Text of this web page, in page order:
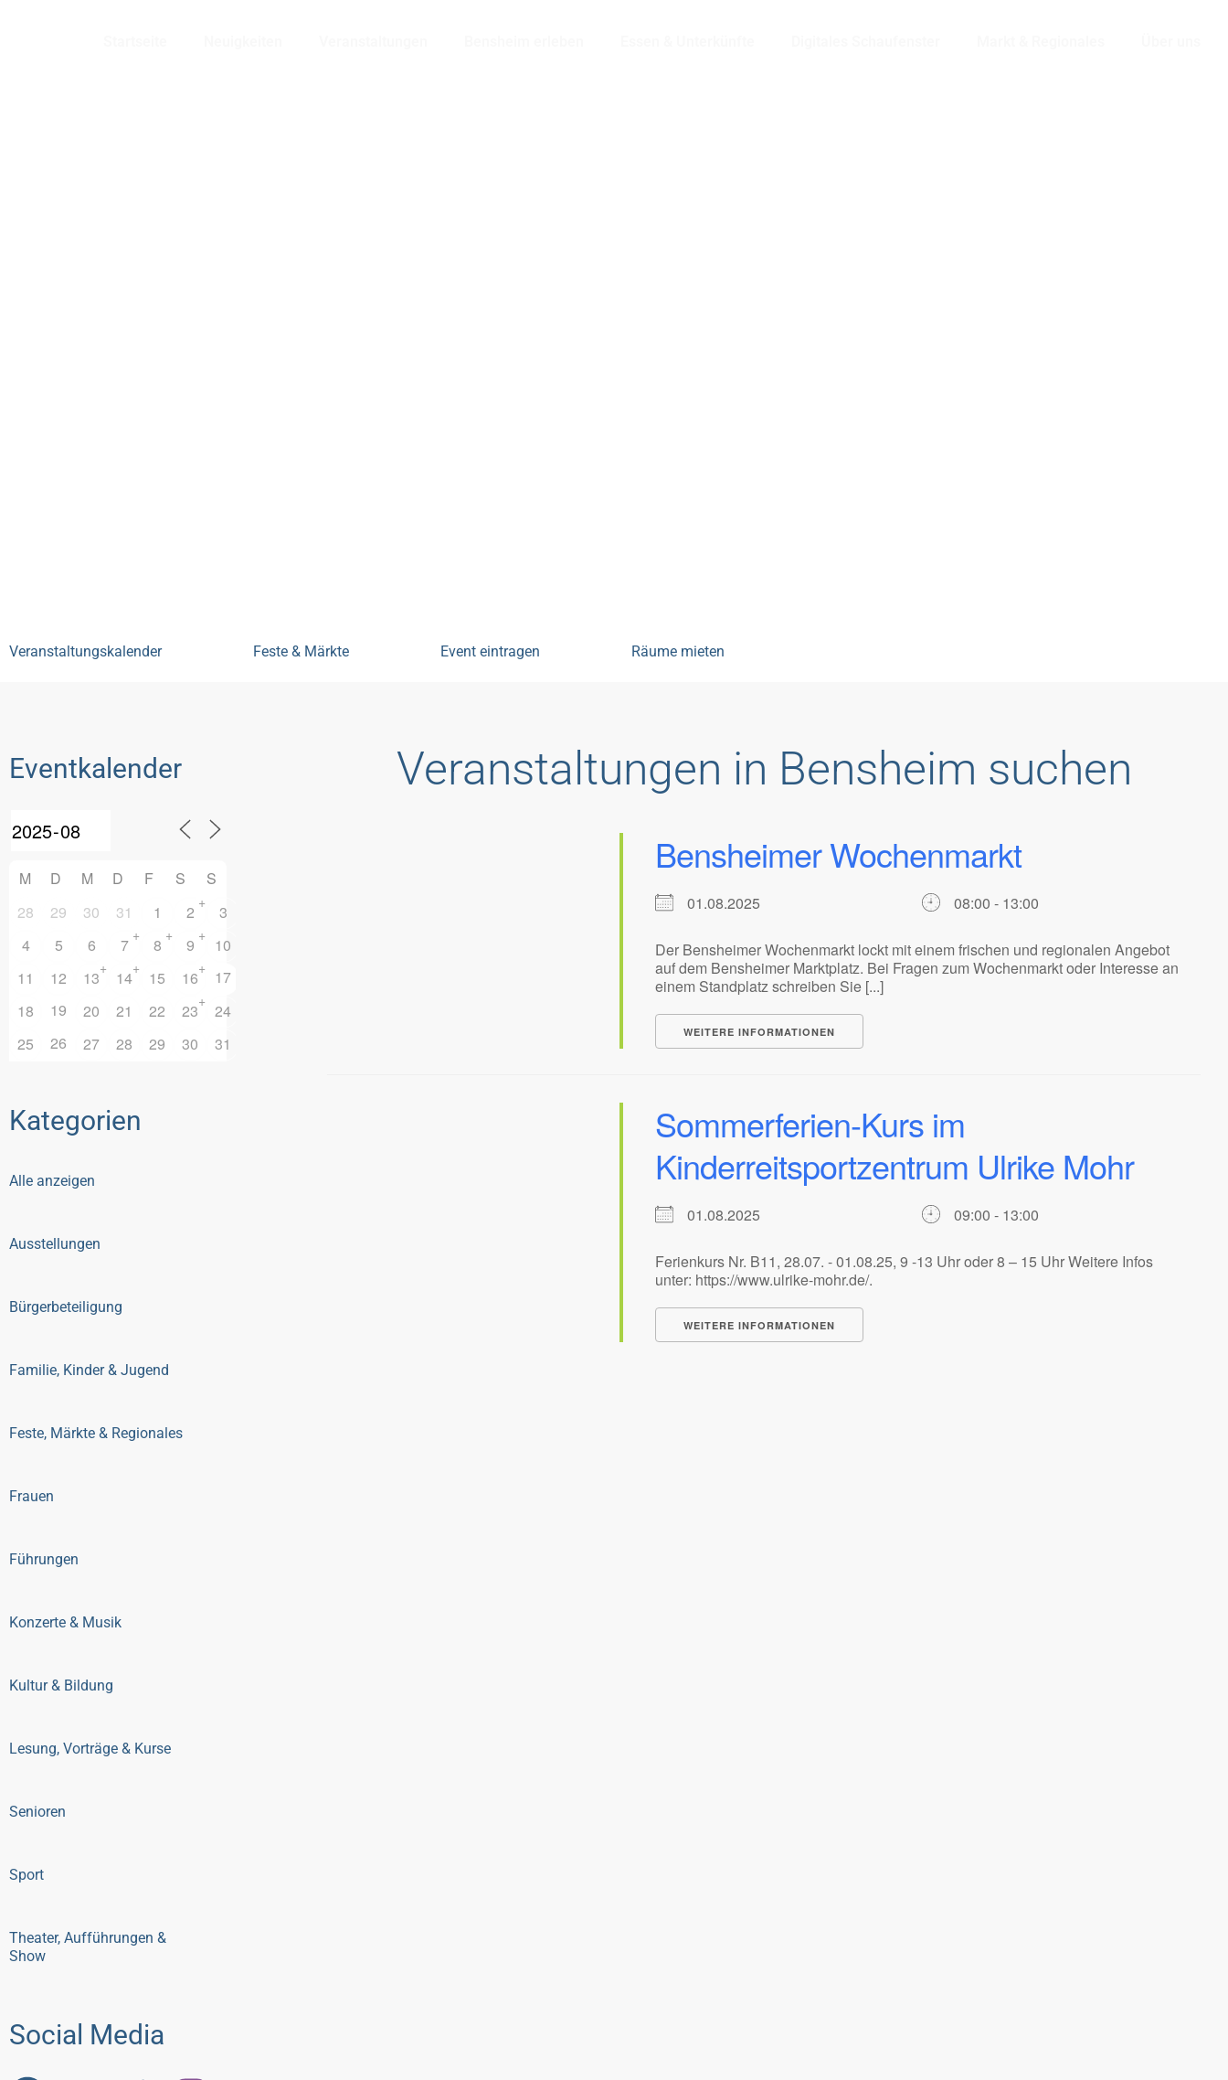
Veranstaltungskalender Feste & Märkte Event eintragen Räume mieten
Eventkalender
M D M D F S
S
28
29 30 31 1 2 +
3
4
5 6 7 + 8 + 9 + 10
11
12 13+ 14+ 15 16+ 17
18
19 20 21 22 23+ 24
25
26 27 28 29 30 31
Kategorien
Alle anzeigen
Ausstellungen
Bürgerbeteiligung
Familie, Kinder & Jugend
Feste, Märkte & Regionales
Frauen
Führungen
Konzerte & Musik
Kultur & Bildung
Lesung, Vorträge & Kurse
Senioren
Sport
Theater, Aufführungen &
Show
Social Media
Veranstaltungen in Bensheim suchen
Bensheimer Wochenmarkt
01.08.2025 08:00 - 13:00
Der Bensheimer Wochenmarkt lockt mit einem frischen und regionalen Angebot
auf dem Bensheimer Marktplatz. Bei Fragen zum Wochenmarkt oder Interesse an
einem Standplatz schreiben Sie [...]
WEITERE INFORMATIONEN
Sommerferien-Kurs im
Kinderreitsportzentrum Ulrike Mohr
01.08.2025 09:00 - 13:00
Ferienkurs Nr. B11, 28.07. - 01.08.25, 9 -13 Uhr oder 8 – 15 Uhr Weitere Infos
unter: https://www.ulrike-mohr.de/.
WEITERE INFORMATIONEN